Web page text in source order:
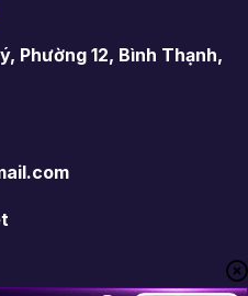
Phường 12, Bình Thạnh,